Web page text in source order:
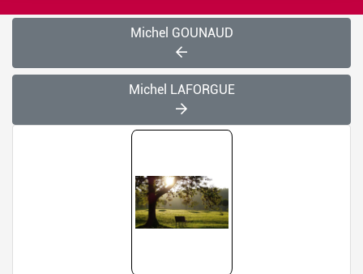
Michel GOUNAUD
Michel LAFORGUE